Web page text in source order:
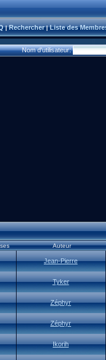
|Rechercher|Liste des
Nom d'utilisateur:
Auteur
Jean-Pierre
Tyker
Zéphyr
Zéphyr
Ikorih